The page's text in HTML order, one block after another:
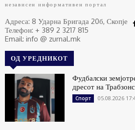
независен информативен портал
Адреса: 8 Ударна Бригада 20б, Скопје
Телефон: + 389 2 3217 815
Email: info @ zurnal.mk
ОД УРЕДНИКОТ
Фудбалски
дресот на
Спорт 05.08.2026